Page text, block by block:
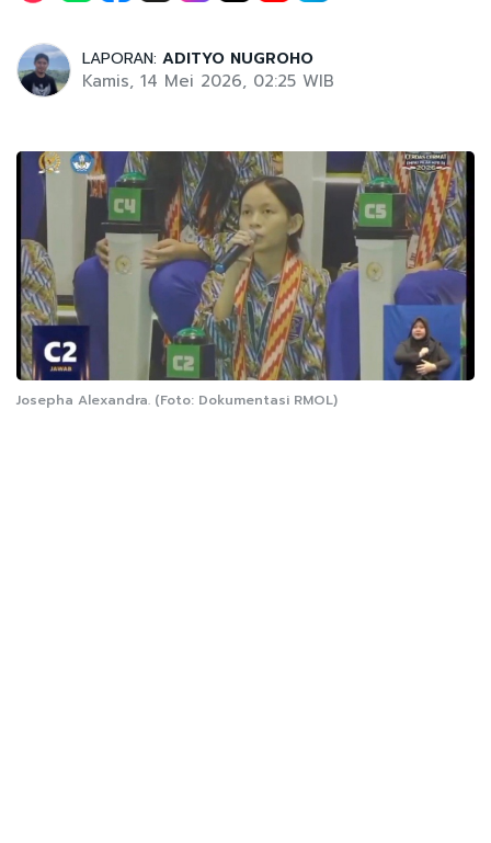
LAPORAN: ADITYO NUGROHO
Kamis, 14 Mei 2026, 02:25 WIB
Josepha Alexandra. (Foto: Dokumentasi RMOL)